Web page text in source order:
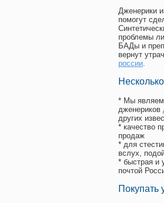
Дженерики
помогут
проблемы
БАДы и
вернут
россии.
* Мы
дженериков
других
* качество
продаж
* для
вслух,
* быстрая и
почтой
Покупать